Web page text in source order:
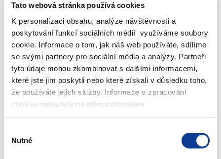
Tato webová stránka používá cookies
K personalizaci obsahu, analýze návštěvnosti a
poskytování funkcí sociálních médií využíváme soubory
cookie. Informace o tom, jak náš web používáte, sdílíme
se svými partnery pro sociální média a analýzy. Partneři
tyto údaje mohou zkombinovat s dalšími informacemi,
které jste jim poskytli nebo které získali v důsledku toho,
že používáte jejich služby. Informace o zpracování
cookies naleznete na mfcr.cz/cookies
souhlasu
Nutné
Download attachments
cash – budgetary organizations
(December 2025)